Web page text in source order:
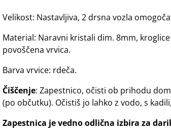
Velikost: Nastavljiva, 2 drsna vozla
Material: Naravni kristali dim. 8mm,
povoščena vrvica.
Barva vrvice: rdeča.
Čiščenje: Zapestnico, očisti ob prihodu
(po občutku). Očistiš jo lahko z vodo, s
Zapestnica je vedno odlična izbira za